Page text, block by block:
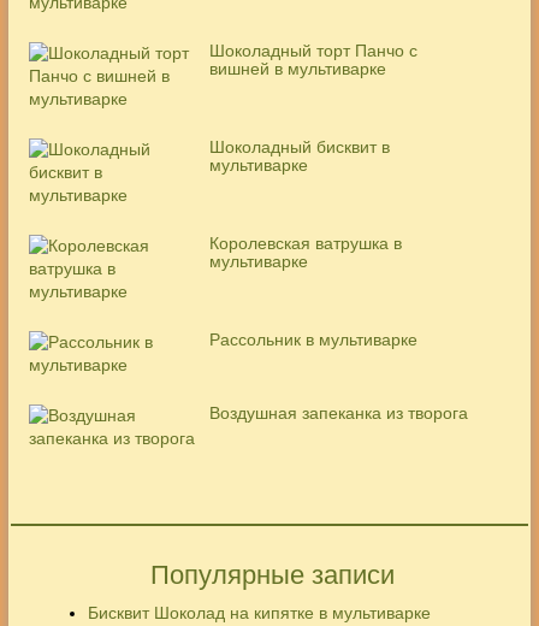
Шоколадный торт Панчо с
вишней в мультиварке
Шоколадный бисквит в
мультиварке
Королевская ватрушка в
мультиварке
Рассольник в мультиварке
Воздушная запеканка из творога
Популярные записи
Бисквит Шоколад на кипятке в мультиварке